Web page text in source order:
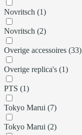
Novritsch (1)
Novritsch (2)
Overige accessoires (33)
Overige replica's (1)
PTS (1)
Tokyo Marui (7)
Tokyo Marui (2)